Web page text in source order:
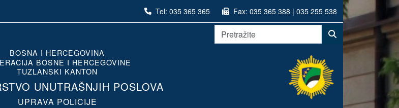
Tel: 035 365 365 Fax: 035 365 388 | 035 255 538
BOSNA I HERCEGOVINA
BOSNE I HERCEGOVINE
TUZLANSKI KANTON
UNUTRAŠNJIH POSLOVA
UPRAVA POLICIJE